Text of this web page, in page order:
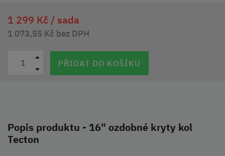
1 299 Kč / sada
1 073,55 Kč bez DPH
PŘIDAT DO KOŠÍKU
Popis produktu - 16" ozdobné kryty kol
Tecton